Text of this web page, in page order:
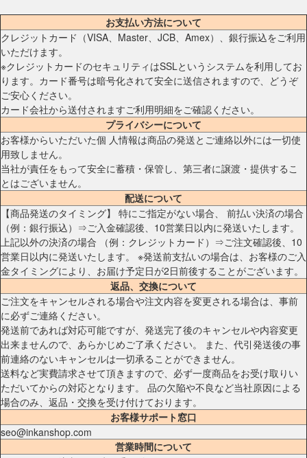
お支払い方法について
クレジットカード（VISA、Master、JCB、Amex）、銀行振込をご利用
いただけます。
※クレジットカードのセキュリティはSSLというシステムを利用してお
ります。カード番号は暗号化されて安全に送信されますので、どうぞ
ご安心ください。
カード会社から送付されますご利用明細をご確認ください。
プライバシーについて
お客様からいただいた個 人情報は商品の発送とご連絡以外には一切使
用致しません。
当社が責任をもって安全に蓄積・保管し、第三者に譲渡・提供するこ
とはございません。
配送について
【商品発送のタイミング】 特にご指定がない場合、 前払い決済の場合
（例：銀行振込）⇒ご入金確認後、10営業日以内に発送いたします。
上記以外の決済の場合 （例：クレジットカード）⇒ご注文確認後、10
営業日以内に発送いたします。 ※発送前支払いの場合は、お客様のご入
金タイミングにより、お届け予定日が2日前後することがございます。
返品、交換について
ご注文をキャンセルされる場合や注文内容を変更される場合は、事前
に必ずご連絡ください。
発送前であれば対応可能ですが、発送完了後のキャンセルや内容変更
出来ませんので、あらかじめご了承ください。 また、代引発送後の事
前連絡のないキャンセルは一切承ることができません。
送料など実費請求させて頂きますので、必ず一度商品をお受け取りい
ただいてからの対応となります。 品の欠陥や不良など当社原因による
場合のみ、返品・交換を受け付けております。
お客様サポート窓口
seo@inkanshop.com
営業時間について